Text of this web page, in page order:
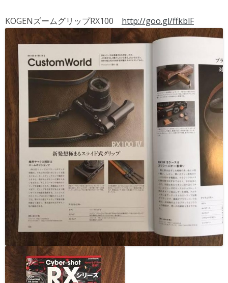
KOGENズームグリップRX100 http://goo.gl/ffkblF